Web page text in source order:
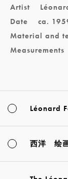
Artist
Date
ca.
Material and
Measurements
Léonard
西洋 绘